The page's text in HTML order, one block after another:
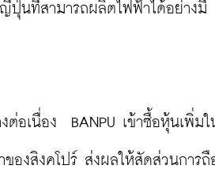
ญี่ปุ่นที่สามารถผลิตไฟฟ้าได้อย่างมี
อเนื่อง  BANPU เข้าซื้อหุ้นเพิ่มใ
องสิงคโปร์ ส่งผลให้สัดส่วนการถื